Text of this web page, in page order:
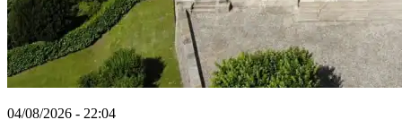
04/08/2026 - 22:04